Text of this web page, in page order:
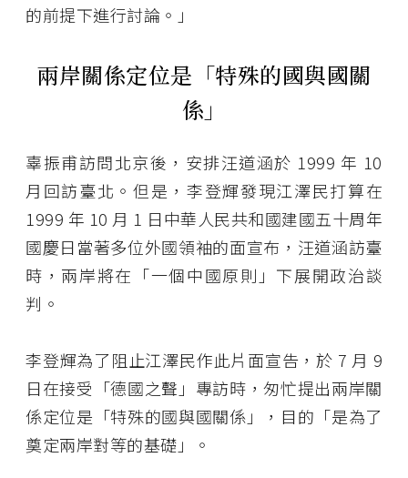
的前提下進行討論。」
兩岸關係定位是「特殊的國與國關
係」
辜振甫訪問北京後，安排汪道涵於 1999 年 10
月回訪臺北。但是，李登輝發現江澤民打算在
1999 年 10 月 1 日中華人民共和國建國五十周年
國慶日當著多位外國領袖的面宣布，汪道涵訪臺
時，兩岸將在「一個中國原則」下展開政治談
判。
李登輝為了阻止江澤民作此片面宣告，於 7 月 9
日在接受「德國之聲」專訪時，匆忙提出兩岸關
係定位是「特殊的國與國關係」，目的「是為了
奠定兩岸對等的基礎」。